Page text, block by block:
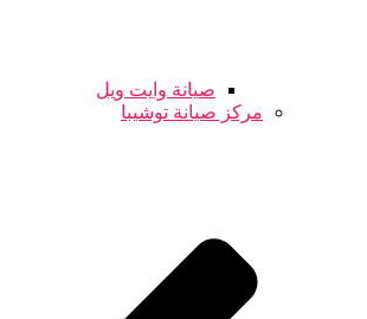
صيانة وايت ويل
مركز صيانة توشيبا